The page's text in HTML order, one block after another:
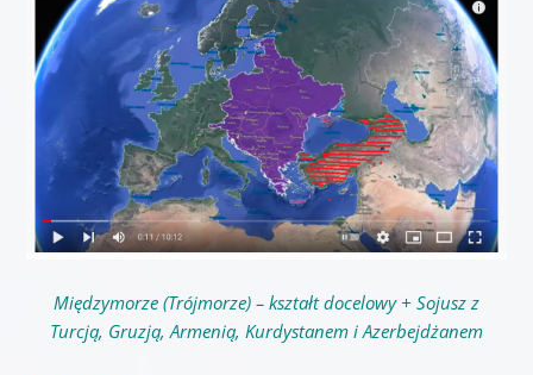
Międzymorze (Trójmorze) – kształt docelowy + Sojusz z
Turcją, Gruzją, Armenią, Kurdystanem i Azerbejdżanem